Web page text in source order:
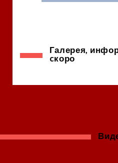
Галерея,
cкоро